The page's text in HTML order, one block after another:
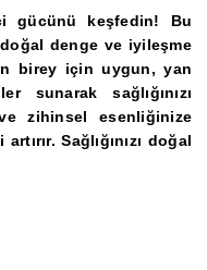
gücünü keşfedin! Bu
denge ve iyileşme
birey için uygun, yan
sunarak sağlığınızı
zihinsel esenliğinize
Sağlığınızı doğal